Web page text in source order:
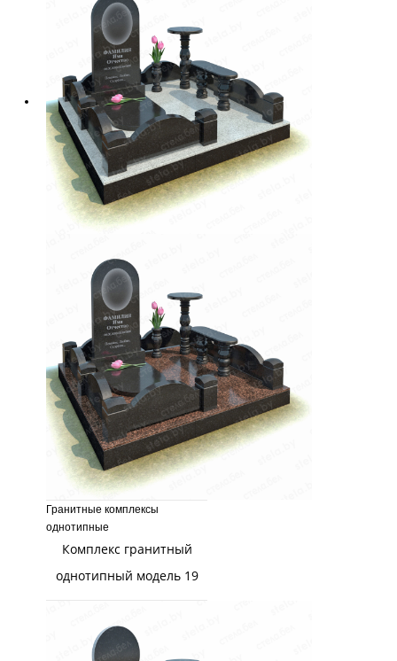
Гранитные комплексы
однотипные
Комплекс гранитный
однотипный модель 19